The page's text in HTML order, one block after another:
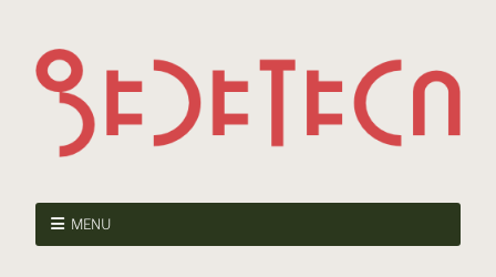
MENU